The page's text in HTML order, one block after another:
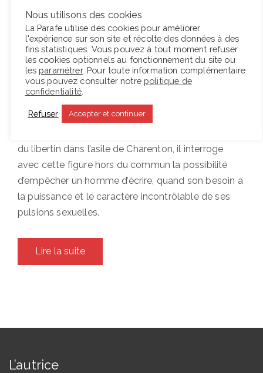
espèce d’aura entoure le théâtre de ce dernier, qui
rayonne outre-Atlantique et au-delà. Néanmoins, il
vient ici moins avec ses talents de magicien de la
scène, qu’il doit à sa maîtrise des nouvelles
technologies, qu’avec une figure presque
sur le texte méconnu en France de l’Américain
du libertin dans l’asile de Charenton, il interroge
avec cette figure hors du commun la possibilité
d’empêcher un homme d’écrire, quand son besoin a
la puissance et le caractère incontrôlable de ses
pulsions sexuelles.
Lire la suite
L’autrice
Nous utilisons des cookies
La Parafe utilise des cookies pour améliorer
l'expérience sur son site et récolte des données à des
fins statistiques. Vous pouvez à tout moment refuser
les cookies optionnels au fonctionnement du site ou
les paramétrer. Pour toute information complémentaire
vous pouvez consulter notre politique de
confidentialité.
Refuser Accepter et continuer